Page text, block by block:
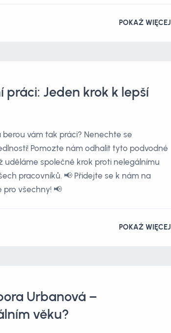
POKAŻ WIĘCEJ
práci: Jeden krok k lepší
vám tak práci? Nenechte se
Pomozte nám odhalit tyto podvodné
uděláme společně krok proti nelegálnímu
pracovníků. 📢 Přidejte se k nám na
pro všechny! 📢
POKAŻ WIĘCEJ
Urbanová –
věku?